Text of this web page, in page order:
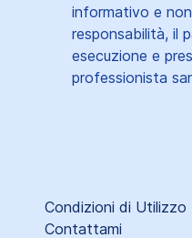
informativo e
responsabilità, il
esecuzione e
professionista
Condizioni di Utilizzo
Contattami